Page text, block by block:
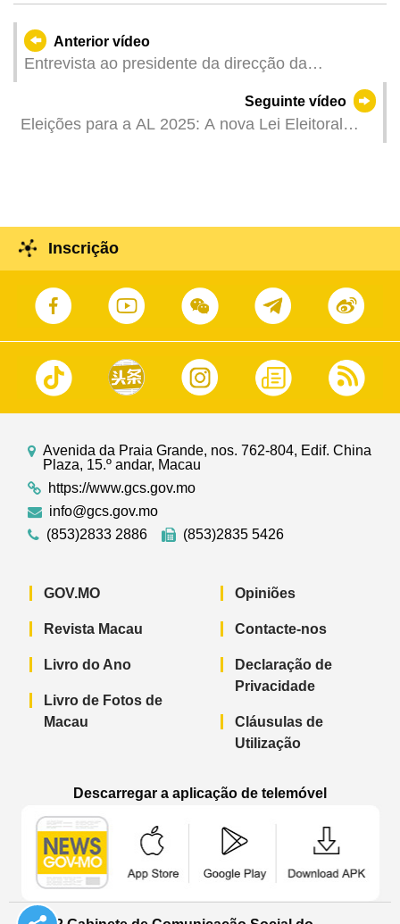
Anterior vídeo
Entrevista ao presidente da direcção da
Seguinte vídeo
Eleições para a AL 2025: A nova Lei Eleitoral
Inscrição
Avenida da Praia Grande, nos. 762-804, Edif. China
Plaza, 15.º andar, Macau
https://www.gcs.gov.mo
info@gcs.gov.mo
(853)2833 2886
(853)2835 5426
GOV.MO
Revista Macau
Livro do Ano
Livro de Fotos de
Macau
Opiniões
Contacte-nos
Declaração de
Privacidade
Cláusulas de
Utilização
Descarregar a aplicação de telemóvel